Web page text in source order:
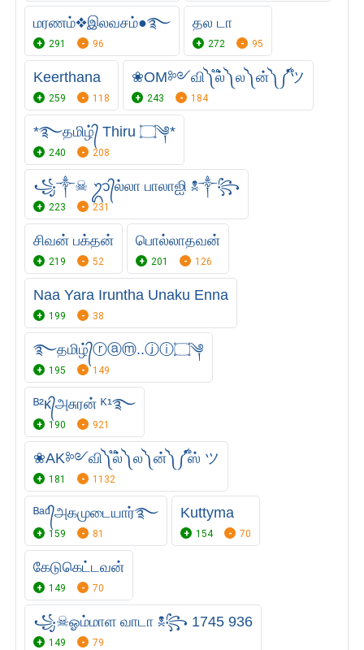
மரணம்❖இலவசம்●࿐
291 96
தல டா
272 95
Keerthana
259 118
❀OM༻வி༽ ֟ல்༽ ல༽ ன்༽ ༼֟ツ
243 184
*࿐தமிழ்᭄ Thiru ۝༆*
240 208
꧁༒☠︎ ᬊ᭄ல்லா பாலாஐி ☠︎༒꧂
223 231
சிவன் பக்தன்
219 52
பொல்லாதவன்
201 126
Naa Yara Iruntha Unaku Enna
199 38
࿐தமிழ்᭄ⓡⓐⓜ..ⓙⓘ۝༆
195 149
ᴮ²ᴋ᭄அசுரன் ᴷ¹࿐
190 921
❀AK༻வி༽ ֟ல்༽ ல༽ ன்༽ ༼֟ஸ் ツ
181 1132
ᴮᵃᵈ᭄அகமுடையார்࿐
159 81
Kuttyma
154 70
கேடுகெட்டவன்
149 70
꧁☠︎ஓம்மாள வாடா ☠︎꧂ 1745 936
149 79